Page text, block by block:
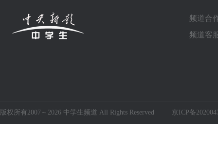
频道合
频道客
版权所有2007～2026 中学生频道 All Rights Reserved 京ICP备